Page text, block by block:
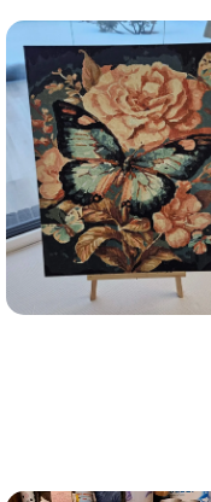
Esmu iepazinies
piekrītu tai
GleznoPats.lv